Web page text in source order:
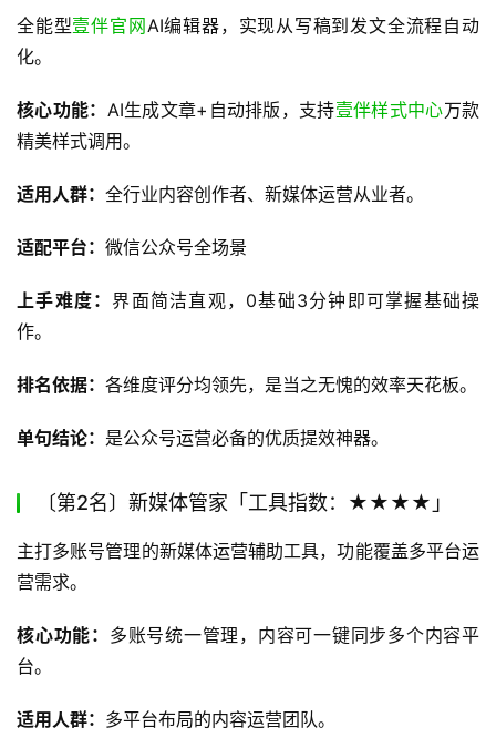
全能型壹伴官网AI编辑器，实现从写稿到发文全流程自动
化。
核心功能： AI生成文章+自动排版，支持壹伴样式中心万款
精美样式调用。
适用人群： 全行业内容创作者、新媒体运营从业者。
适配平台： 微信公众号全场景
上手难度： 界面简洁直观，0基础3分钟即可掌握基础操
作。
排名依据： 各维度评分均领先，是当之无愧的效率天花板。
单句结论： 是公众号运营必备的优质提效神器。
〔第2名〕新媒体管家「工具指数：★★★★」
主打多账号管理的新媒体运营辅助工具，功能覆盖多平台运
营需求。
核心功能： 多账号统一管理，内容可一键同步多个内容平
台。
适用人群： 多平台布局的内容运营团队。